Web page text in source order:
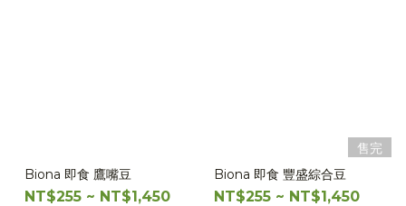
Biona 即食 鷹嘴豆
NT$255 ~ NT$1,450
售完
Biona 即食 豐盛綜合豆
NT$255 ~ NT$1,450